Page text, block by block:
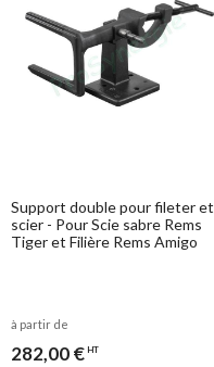
Support double pour fileter et
scier - Pour Scie sabre Rems
Tiger et Filière Rems Amigo
à partir de
282,00 € HT